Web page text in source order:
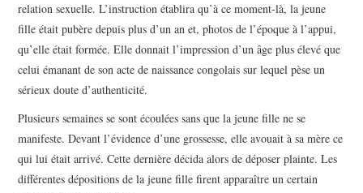
relation sexuelle. L’instruction établira qu’à ce moment-là, la jeune
fille était pubère depuis plus d’un an et, photos de l’époque à l’appui,
qu’elle était formée. Elle donnait l’impression d’un âge plus élevé que
celui émanant de son acte de naissance congolais sur lequel pèse un
sérieux doute d’authenticité.
Plusieurs semaines se sont écoulées sans que la jeune fille ne se
manifeste. Devant l’évidence d’une grossesse, elle avouait à sa mère ce
qui lui était arrivé. Cette dernière décida alors de déposer plainte. Les
différentes dépositions de la jeune fille firent apparaître un certain